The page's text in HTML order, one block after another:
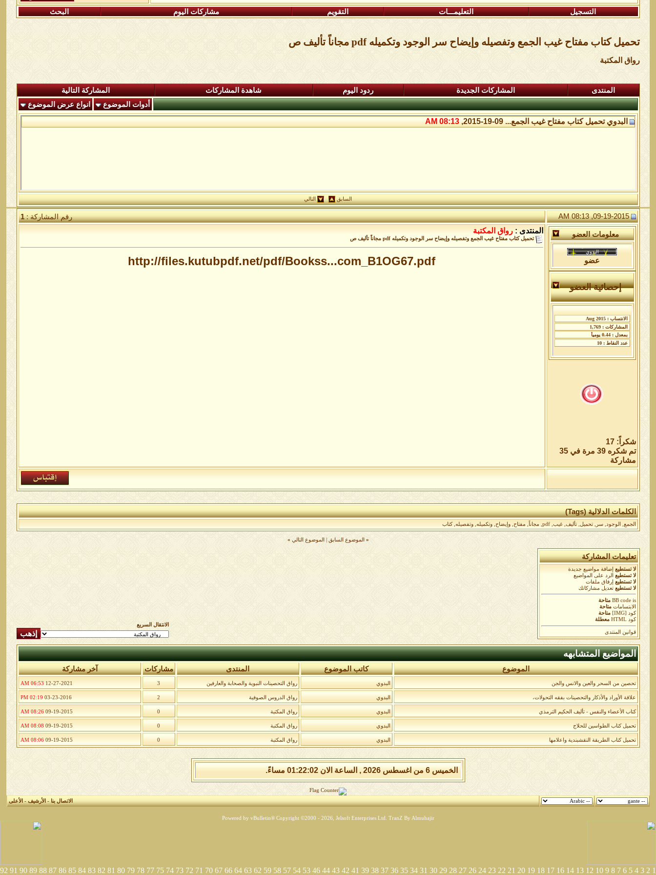
التسجيل التعليمـــات التقويم مشاركات اليوم البحث
تحميل كتاب مفتاح غيب الجمع وتفصيله وإيضاح سر الوجود وتكميله pdf مجاناً تأليف ص
رواق المكتبة
المنتدى المشاركات الجديدة ردود اليوم شاهدة المشاركات
المشاركة التالية
أدوات الموضوع
انواع عرض الموضوع
البدوي تحميل كتاب مفتاح غيب الجمع...09-19-2015,
08:13 AM
السابق التالي
09-19-2015, 08:13 AM رقم المشاركة :1
معلومات العضو
عضو
إحصائية العضو
شكراً: 17
تم شكره 39 مرة في 35
مشاركة
المنتدى : رواق المكتبة
تحميل كتاب مفتاح غيب الجمع وتفصيله وإيضاح سر الوجود وتكميله pdf مجاناً تأليف ص
http://files.kutubpdf.net/pdf/Bookss...com_B1OG67.pdf
الكلمات الدلالية (Tags)
الجمع الوجود ,سر ,تحميل ,تأليف ,غيب ,
pdf مجاناً مفتاح ,وإيضاح ,وتكميله ,وتفصيله ,كتاب
« الموضوع السابق الموضوع التالي »
تعليمات المشاركة
لا تستطيع
إضافة مواضيع جديدة
لا تستطيع
الرد على المواضيع
لا تستطيع
إرفاق ملفات
لا تستطيع تعديل مشاركاتك
BB codeis
متاحة
الابتسامات متاحة
كود [IMG]
متاحة
كود HTML
معطلة
قوانين المنتدى
الانتقال السريع
المواضيع المتشابهه
الموضوع كاتب الموضوع المنتدى مشاركات آخر مشاركة
تحصين من السحر والعين والانس والجن البدوي رواق التحصينات النبوية والصحابة والعارفين 3
12-27-2021
06:53 AM
علاقة الأوراد والأذكار والتحصينات بفقه التحولات، البدوي رواق الدروس الصوفية 2
03-23-2016
02:19 PM
كتاب الأعضاء والنفس - تأليف الحكيم الترمذي البدوي رواق المكتبة 0
09-19-2015
08:26 AM
تحميل كتاب الطواسين للحلاج البدوي رواق المكتبة 0
09-19-2015
08:08 AM
تحميل كتاب الطريقة النقشبندية واعلامها البدوي رواق المكتبة 0
09-19-2015
08:06 AM
الخميس 6 من اغسطس 2026 , الساعة الان 01:22:02 مساءً.
الاتصال بنا-الأرشيف-الأعلى
Powered by vBulletin® Copyright ©2000 - 2026, Jelsoft Enterprises Ltd. TranZ By Almuhajir
1
2
3
4
5
6
7
8
9
10
12
13
14
16
17
18
19
20
21
22
23
24
26
27
28
29
30
31
34
35
36
37
38
39
41
42
43
44
46
53
54
57
58
59
62
63
64
66
67
70
71
72
73
74
75
77
78
79
80
81
82
83
84
85
86
87
88
89
90
91
92